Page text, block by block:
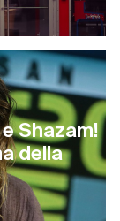
Shazam!
della